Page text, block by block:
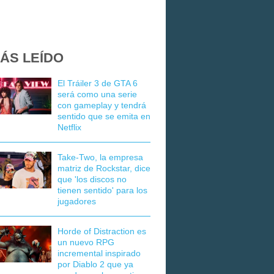
LEÍDO
El Tráiler 3 de GTA 6
será como una serie
con gameplay y tendrá
sentido que se emita en
Netflix
Take-Two, la empresa
matriz de Rockstar, dice
que 'los discos no
tienen sentido' para los
jugadores
Horde of Distraction es
un nuevo RPG
incremental inspirado
por Diablo 2 que ya